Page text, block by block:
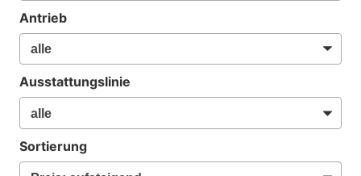
Antrieb
Ausstattungslinie
Sortierung